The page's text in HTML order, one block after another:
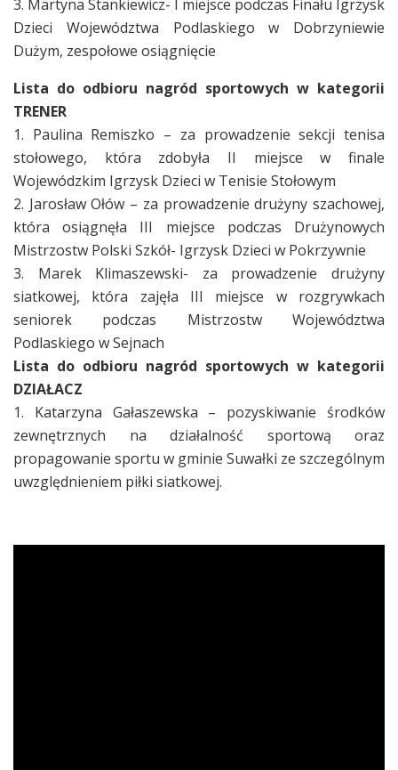
3. Martyna Stankiewicz- I miejsce podczas Finału Igrzysk
Dzieci Województwa Podlaskiego w Dobrzyniewie
Dużym, zespołowe osiągnięcie
Lista do odbioru nagród sportowych w kategorii
TRENER
1. Paulina Remiszko – za prowadzenie sekcji tenisa
stołowego, która zdobyła II miejsce w finale
Wojewódzkim Igrzysk Dzieci w Tenisie Stołowym
2. Jarosław Ołów – za prowadzenie drużyny szachowej,
która osiągnęła III miejsce podczas Drużynowych
Mistrzostw Polski Szkół- Igrzysk Dzieci w Pokrzywnie
3. Marek Klimaszewski- za prowadzenie drużyny
siatkowej, która zajęła III miejsce w rozgrywkach
seniorek podczas Mistrzostw Województwa
Podlaskiego w Sejnach
Lista do odbioru nagród sportowych w kategorii
DZIAŁACZ
1. Katarzyna Gałaszewska – pozyskiwanie środków
zewnętrznych na działalność sportową oraz
propagowanie sportu w gminie Suwałki ze szczególnym
uwzględnieniem piłki siatkowej.